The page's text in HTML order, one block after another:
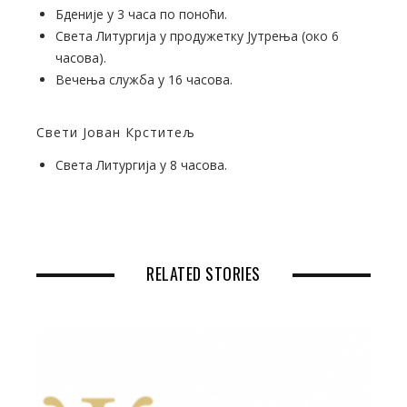
Бденије у 3 часа по поноћи.
Света Литургија у продужетку Јутрења (око 6
часова).
Вечења служба у 16 часова.
Свети Јован Крститељ
Света Литургија у 8 часова.
RELATED STORIES